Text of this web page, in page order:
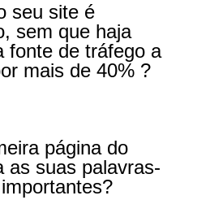
seu site é
sem que haja
fonte de tráfego a
mais de 40% ?
página do
as suas palavras-